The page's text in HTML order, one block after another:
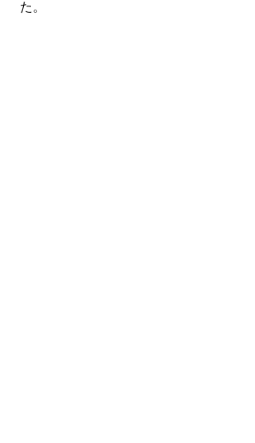
た。